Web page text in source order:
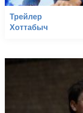
Трейлер
Хоттабыч